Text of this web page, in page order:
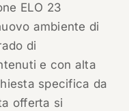
ELO 23
ambiente di
di
e con alta
specifica da
offerta si